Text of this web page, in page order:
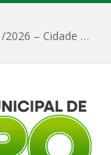
EDITAL DE CHAMAMENTO PÚBLICO Nº 01/2026 – Cidade de Faro